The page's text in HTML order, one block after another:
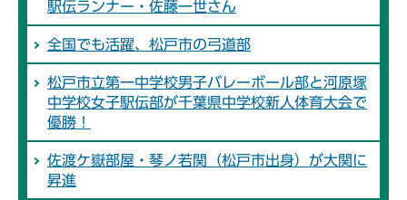
駅伝ランナー・佐藤一世さん
全国でも活躍、松戸市の弓道部
松戸市立第一中学校男子バレーボール部と河原塚
中学校女子駅伝部が千葉県中学校新人体育大会で
優勝！
佐渡ケ嶽部屋・琴ノ若関（松戸市出身）が大関に
昇進